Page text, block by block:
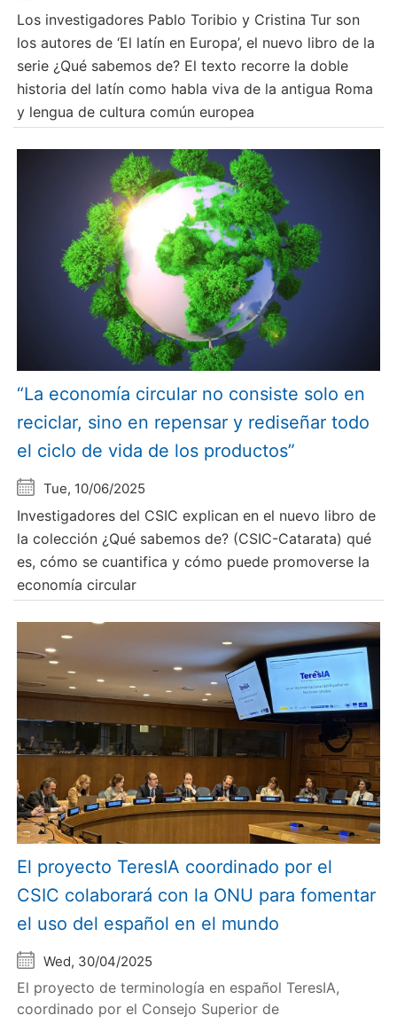
Los investigadores Pablo Toribio y Cristina Tur son
los autores de ‘El latín en Europa’, el nuevo libro de la
serie ¿Qué sabemos de? El texto recorre la doble
historia del latín como habla viva de la antigua Roma
y lengua de cultura común europea
“La economía circular no consiste solo en
reciclar, sino en repensar y rediseñar todo
el ciclo de vida de los productos”
Tue, 10/06/2025
Investigadores del CSIC explican en el nuevo libro de
la colección ¿Qué sabemos de? (CSIC-Catarata) qué
es, cómo se cuantifica y cómo puede promoverse la
economía circular
El proyecto TeresIA coordinado por el
CSIC colaborará con la ONU para fomentar
el uso del español en el mundo
Wed, 30/04/2025
El proyecto de terminología en español TeresIA,
coordinado por el Consejo Superior de